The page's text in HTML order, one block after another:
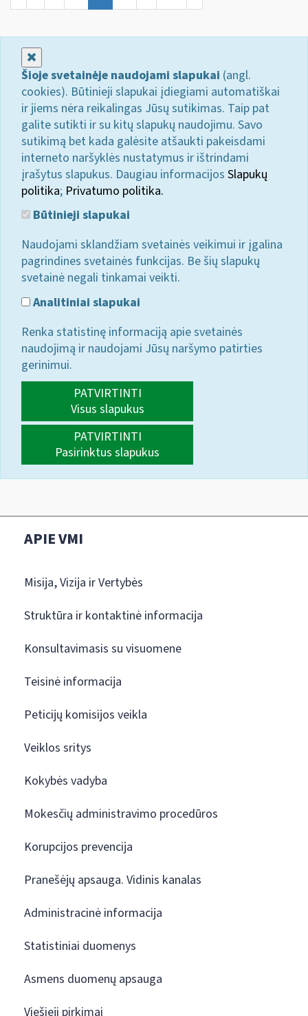
Šioje svetainėje naudojami slapukai (angl.
cookies). Būtinieji slapukai įdiegiami automatiškai
ir jiems nėra reikalingas Jūsų sutikimas. Taip pat
galite sutikti ir su kitų slapukų naudojimu. Savo
sutikimą bet kada galėsite atšaukti pakeisdami
interneto naršyklės nustatymus ir ištrindami
įrašytus slapukus. Daugiau informacijos Slapukų
politika; Privatumo politika.
Būtinieji slapukai
Naudojami sklandžiam svetainės veikimui ir įgalina
pagrindines svetainės funkcijas. Be šių slapukų
svetainė negali tinkamai veikti.
Analitiniai slapukai
Renka statistinę informaciją apie svetainės
naudojimą ir naudojami Jūsų naršymo patirties
gerinimui.
PATVIRTINTI
Visus slapukus
PATVIRTINTI
Pasirinktus slapukus
APIE VMI
Misija, Vizija ir Vertybės
Struktūra ir kontaktinė informacija
Konsultavimasis su visuomene
Teisinė informacija
Peticijų komisijos veikla
Veiklos sritys
Kokybės vadyba
Mokesčių administravimo procedūros
Korupcijos prevencija
Pranešėjų apsauga. Vidinis kanalas
Administracinė informacija
Statistiniai duomenys
Asmens duomenų apsauga
Viešieji pirkimai